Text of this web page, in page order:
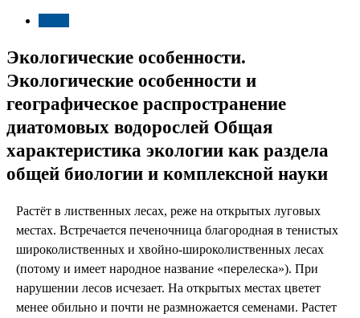
Экологические особенности.
Экологические особенности и
географическое распространение
диатомовых водорослей Общая
характеристика экологии как раздела
общей биологии и комплексной науки
Растёт в лиственных лесах, реже на открытых луговых
местах. Встречается печеночница благородная в тенистых
широколиственных и хвойно-широколиственных лесах
(потому и имеет народное название «перелеска»). При
нарушении лесов исчезает. На открытых местах цветет
менее обильно и почти не размножается семенами. Растет